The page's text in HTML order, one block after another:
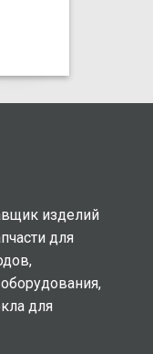
изделий
для
для